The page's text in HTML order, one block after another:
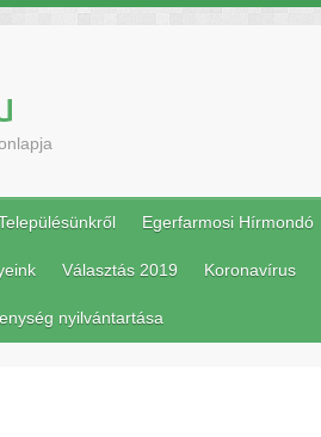
Egerfarmosi Hírmondó
Választás 2019 Koronavírus
nyilvántartása